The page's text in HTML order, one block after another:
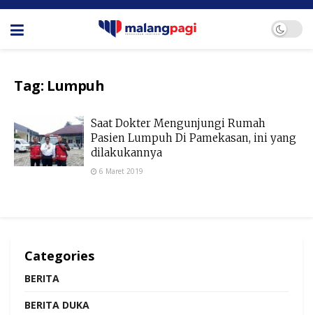
Tag: Lumpuh
Saat Dokter Mengunjungi Rumah
Pasien Lumpuh Di Pamekasan, ini yang
dilakukannya
6 Maret 2019
Categories
BERITA
BERITA DUKA